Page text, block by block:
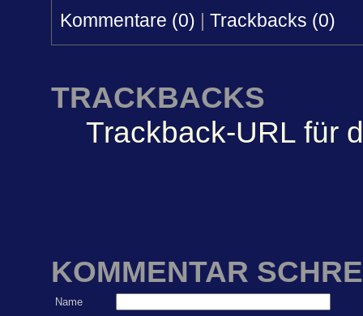
Kommentare (0) | Trackbacks (0)
TRACKBACKS
Trackback-URL für
KOMMENTAR
Name